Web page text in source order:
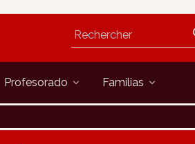
Profesorado Familias